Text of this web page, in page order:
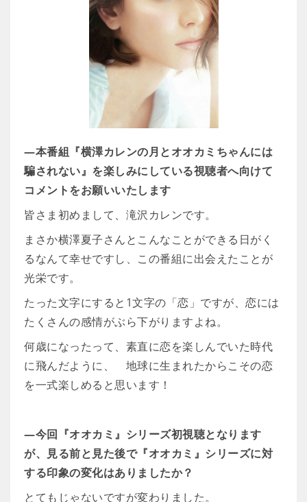
―本番組『横澤カレンの月とオオカミちゃんには
騙されない』を楽しみにしている視聴者へ向けて
コメントをお願いいたします
皆さま初めまして、滝沢カレンです。
まさか横澤夏子さんとこんなことができる日がく
るなんて幸せですし、この番組に出会えたことが
光栄です。
たった文字にすると1文字の「恋」ですが、恋には
たくさんの感情がぶら下がりますよね。
何歳になったって、素直に恋を楽しんでいた時代
に飛んだように、 地球に生まれたからこその恋
を一式楽しめると思います！
―今回『オオカミ』シリーズ初視聴となります
が、見る前と見た後で『オオカミ』シリーズに対
する印象の変化はありましたか？
とてもじゃないですが変わりました。